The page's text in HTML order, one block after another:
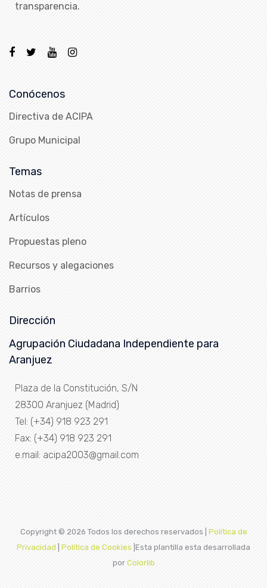
transparencia.
Conócenos
Directiva de ACIPA
Grupo Municipal
Temas
Notas de prensa
Artículos
Propuestas pleno
Recursos y alegaciones
Barrios
Dirección
Agrupación Ciudadana Independiente para
Aranjuez
Plaza de la Constitución, S/N
28300 Aranjuez (Madrid)
Tel: (+34) 918 923 291
Fax: (+34) 918 923 291
e.mail: acipa2003@gmail.com
Copyright © 2026 Todos los derechos reservados | Política de
Privacidad
Política de Cookies |Esta plantilla esta desarrollada
por Colorlib